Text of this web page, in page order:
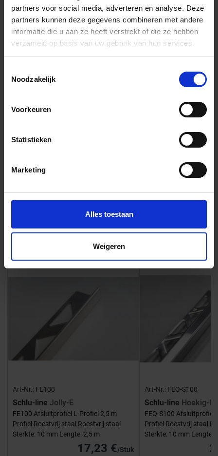
partners voor social media, adverteren en analyse. Deze
partners kunnen deze gegevens combineren met andere
informatie die u aan ze heeft verstrekt of die ze hebben
verzameld op basis van uw gebruik van hun services.
Noodzakelijk
Voorkeuren
Statistieken
Marketing
Alles toestaan
Weigeren
+31 (0) 478 - 69 11 63 Productaanvraag
Flaviker Hyper Indrukken
Art-Nr.: FE100
Schlu-line Jolly-E
FE100 Afsluitprofiel L-Profiel 2,5 m
Profiel Roestvrij staal Roestvrij staal
Sterkte: 10 mm Lengte: 2,5 m
17,23 €/Stuk
Art-Nr.: FEQ-S100
Schlu-line Hoekig-E
FEQ-S100 Afsluitprofiel
Profiel Roestvrij staal
Sterkte: 10 mm Lengte: